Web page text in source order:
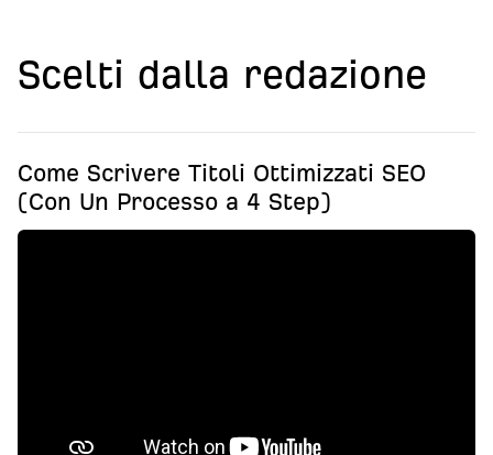
Scelti dalla redazione
Come Scrivere Titoli Ottimizzati SEO
(Con Un Processo a 4 Step)